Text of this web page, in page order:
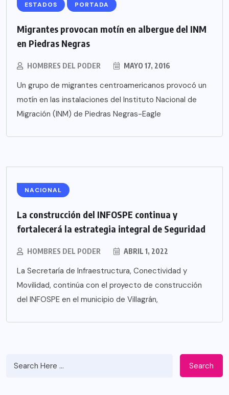
ESTADOS PORTADA
Migrantes provocan motín en albergue del INM
en Piedras Negras
HOMBRES DEL PODER MAYO 17, 2016
Un grupo de migrantes centroamericanos provocó un
motín en las instalaciones del Instituto Nacional de
Migración (INM) de Piedras Negras-Eagle
NACIONAL
La construcción del INFOSPE continua y
fortalecerá la estrategia integral de Seguridad
HOMBRES DEL PODER ABRIL 1, 2022
La Secretaría de Infraestructura, Conectividad y
Movilidad, continúa con el proyecto de construcción
del INFOSPE en el municipio de Villagrán,
Search